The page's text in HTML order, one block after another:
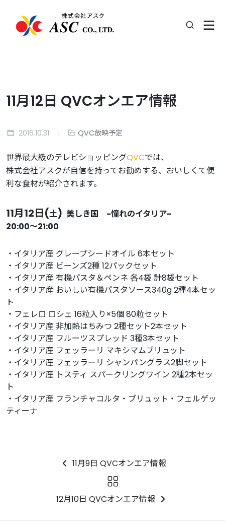
11月12日 QVCオンエア情報
2016.10.31 QVC放映予定
世界最大級のテレビショッピングQVCでは、
株式会社アスクが自信を持ってお勧めする、おいしくて便
利な食材が紹介されます。
11月12日(土) 美しき国 -憧れのイタリア-
20:00〜21:00
・イタリア産 グレープシードオイル 6本セット
・イタリア産 ビーンズ2種 12パックセット
・イタリア産 有機パスタ＆ペンネ 各4袋 計8袋セット
・イタリア産 おいしい有機パスタソース340g 2種4本セッ
ト
・フェレロ ロシェ 16粒入り×5個 80粒セット
・イタリア産 非加熱はちみつ 2種セット2本セット
・イタリア産 フルーツスプレッド 3種3本セット
・イタリア産 フェッラーリ マキシマムブリュット
・イタリア産 フェッラーリ シャンパングラス2脚セット
・イタリア産 トスティ スパークリングワイン 2種2本セッ
ト
・イタリア産 フランチャコルタ・ブリュット・フェルゲッ
ティーナ
11月9日 QVCオンエア情報
12月10日 QVCオンエア情報